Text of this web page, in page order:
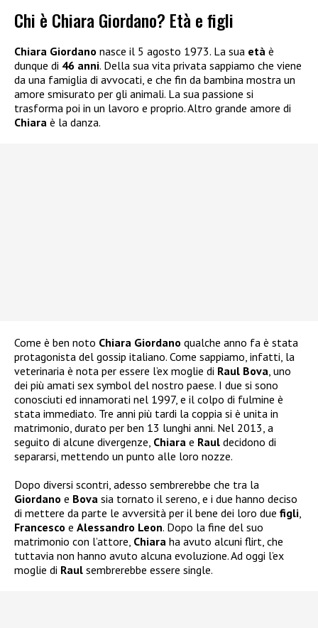
Chi è Chiara Giordano? Età e figli
Chiara Giordano nasce il 5 agosto 1973. La sua età è
dunque di 46 anni. Della sua vita privata sappiamo che viene
da una famiglia di avvocati, e che fin da bambina mostra un
amore smisurato per gli animali. La sua passione si
trasforma poi in un lavoro e proprio. Altro grande amore di
Chiara è la danza.
Come è ben noto Chiara Giordano qualche anno fa è stata
protagonista del gossip italiano. Come sappiamo, infatti, la
veterinaria è nota per essere l’ex moglie di Raul Bova, uno
dei più amati sex symbol del nostro paese. I due si sono
conosciuti ed innamorati nel 1997, e il colpo di fulmine è
stata immediato. Tre anni più tardi la coppia si è unita in
matrimonio, durato per ben 13 lunghi anni. Nel 2013, a
seguito di alcune divergenze, Chiara e Raul decidono di
separarsi, mettendo un punto alle loro nozze.
Dopo diversi scontri, adesso sembrerebbe che tra la
Giordano e Bova sia tornato il sereno, e i due hanno deciso
di mettere da parte le avversità per il bene dei loro due figli,
Francesco e Alessandro Leon. Dopo la fine del suo
matrimonio con l’attore, Chiara ha avuto alcuni flirt, che
tuttavia non hanno avuto alcuna evoluzione. Ad oggi l’ex
moglie di Raul sembrerebbe essere single.